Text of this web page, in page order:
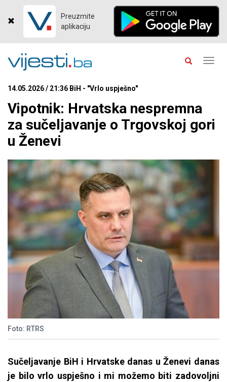
Preuzmite
aplikaciju
14.05.2026 / 21:36 BiH - "Vrlo uspješno"
Vipotnik: Hrvatska nespremna
za sučeljavanje o Trgovskoj gori
u Ženevi
Foto: RTRS
Sučeljavanje BiH i Hrvatske danas u Ženevi danas
je bilo vrlo uspješno i mi možemo biti zadovoljni